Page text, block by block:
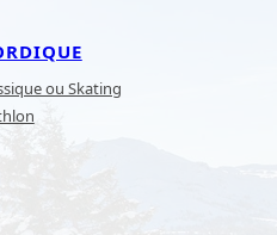
ou Skating